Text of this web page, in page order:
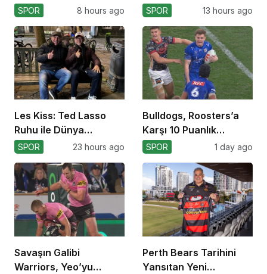
SPOR 8 hours ago
Koçu Olarak Debüt
SPOR 13 hours ago
Les Kiss: Ted Lasso
Ruhu ile Dünya
Kupası’na
SPOR 23 hours ago
Bulldogs, Roosters’a
Karşı 10 Puanlık
Avantajı Yitirdi
SPOR 1 day ago
Savaşın Galibi
Warriors, Yeo’yu
Perth Bears Tarihini
Yansıtan Yeni